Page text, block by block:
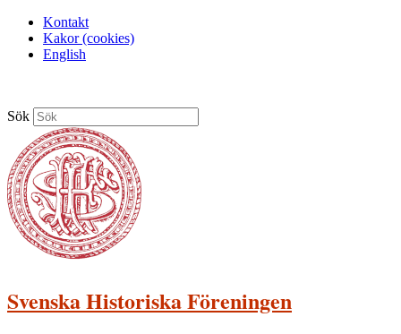
Kontakt
Kakor (cookies)
English
Sök
Svenska Historiska Föreningen